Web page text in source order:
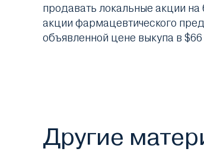
продавать локальные акции
акции фармацевтического
объявленной цене выкупа в $66
Другие